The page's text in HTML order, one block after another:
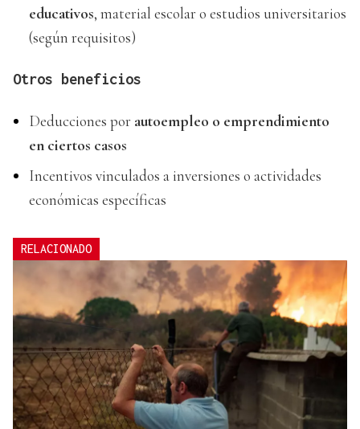
educativos, material escolar o estudios universitarios
(según requisitos)
Otros beneficios
Deducciones por autoempleo o emprendimiento
en ciertos casos
Incentivos vinculados a inversiones o actividades
económicas específicas
RELACIONADO